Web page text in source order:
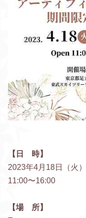
【日 時】
2023年4月18日（火
11:00〜16:00
【場 所】